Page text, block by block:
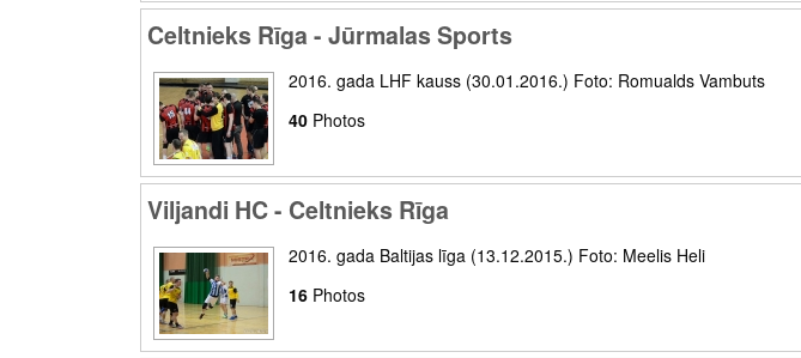
Celtnieks Rīga - Jūrmalas Sports
2016. gada LHF kauss (30.01.2016.) Foto: Romualds Vambuts
40 Photos
Viljandi HC - Celtnieks Rīga
2016. gada Baltijas līga (13.12.2015.) Foto: Meelis Heli
16 Photos